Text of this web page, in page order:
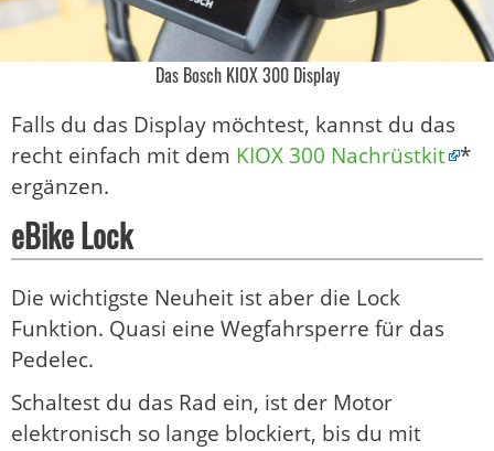
Das Bosch KIOX 300 Display
Falls du das Display möchtest, kannst du das
recht einfach mit dem KIOX 300 Nachrüstkit *
ergänzen.
eBike Lock
Die wichtigste Neuheit ist aber die Lock
Funktion. Quasi eine Wegfahrsperre für das
Pedelec.
Schaltest du das Rad ein, ist der Motor
elektronisch so lange blockiert, bis du mit